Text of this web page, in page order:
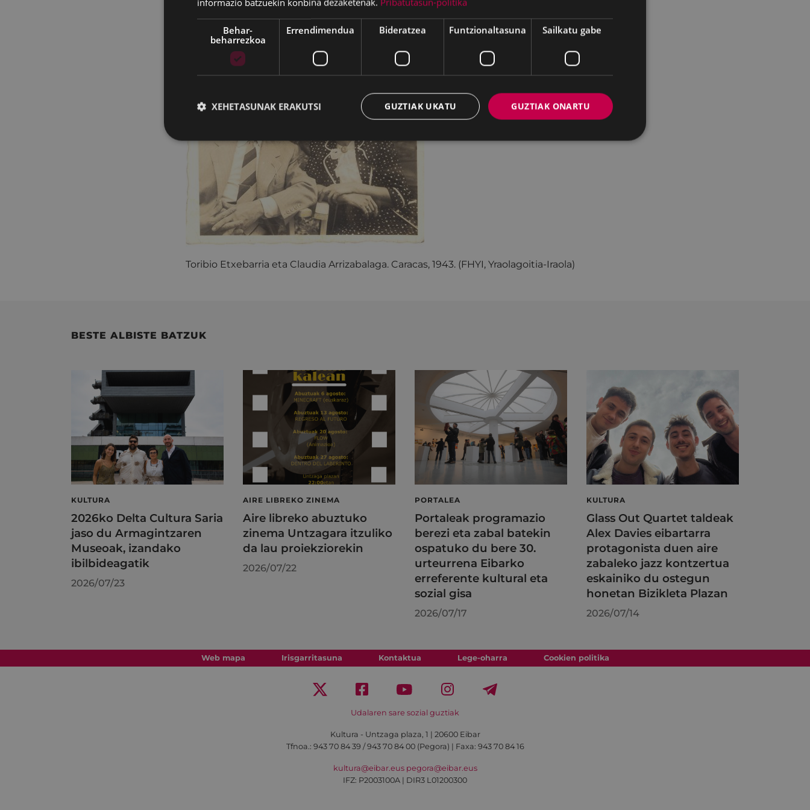
Toribio Etxebarria eta Claudia Arrizabalaga. Caracas, 1943. (FHYI, Yraolagoitia-Iraola)
BESTE ALBISTE BATZUK
KULTURA
2026ko Delta Cultura Saria
jaso du Armagintzaren
Museoak, izandako
ibilbideagatik
2026/07/23
AIRE LIBREKO ZINEMA
Aire libreko abuztuko
zinema Untzagara itzuliko
da lau proiekziorekin
2026/07/22
PORTALEA
Portaleak programazio
berezi eta zabal batekin
ospatuko du bere 30.
urteurrena Eibarko
erreferente kultural eta
sozial gisa
2026/07/17
KULTURA
Glass Out Quartet taldeak
Alex Davies eibartarra
protagonista duen aire
zabaleko jazz kontzertua
eskainiko du ostegun
honetan Bizikleta Plazan
2026/07/14
Web mapa Irisgarritasuna Kontaktua Lege-oharra Cookien politika
Udalaren sare sozial guztiak
Kultura - Untzaga plaza, 1 | 20600 Eibar
Tfnoa.: 943 70 84 39 / 943 70 84 00 (Pegora) | Faxa: 943 70 84 16
kultura@eibar.eus pegora@eibar.eus
IFZ: P2003100A | DIR3 L01200300
Behar-
beharrezkoa
Errendimendua Bideratzea Funtzionaltasuna Sailkatu gabe
GUZTIAK ONARTU
GUZTIAK UKATU
XEHETASUNAK ERAKUTSI